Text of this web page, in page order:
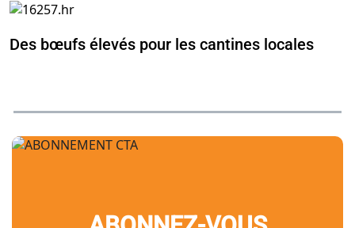
Des bœufs élevés pour les cantines locales